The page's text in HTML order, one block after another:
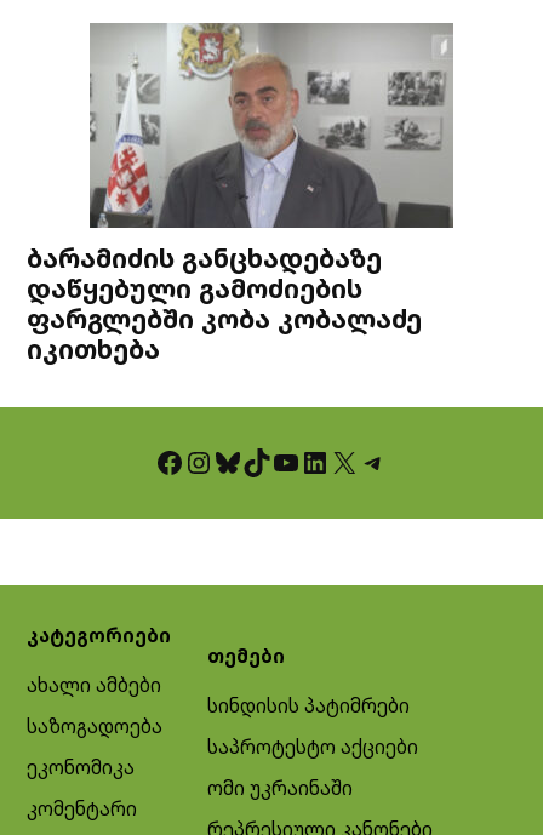
ბარამიძის განცხადებაზე
დაწყებული გამოძიების
ფარგლებში კობა კობალაძე
იკითხება
Facebook InstagramBluesky TikTok YouTube LinkedIn X Telegram
კატეგორიები
ახალი ამბები
საზოგადოება
ეკონომიკა
კომენტარი
თემები
სინდისის პატიმრები
საპროტესტო აქციები
ომი უკრაინაში
რეპრესიული კანონები